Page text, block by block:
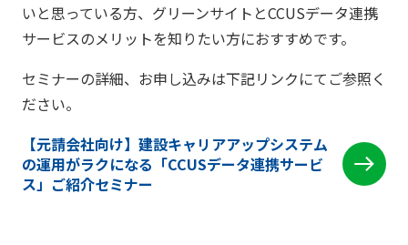
いと思っている方、グリーンサイトとCCUSデータ連携
サービスのメリットを知りたい方におすすめです。
セミナーの詳細、お申し込みは下記リンクにてご参照く
ださい。
【元請会社向け】建設キャリアアップシステム
の運用がラクになる「CCUSデータ連携サービ
ス」ご紹介セミナー